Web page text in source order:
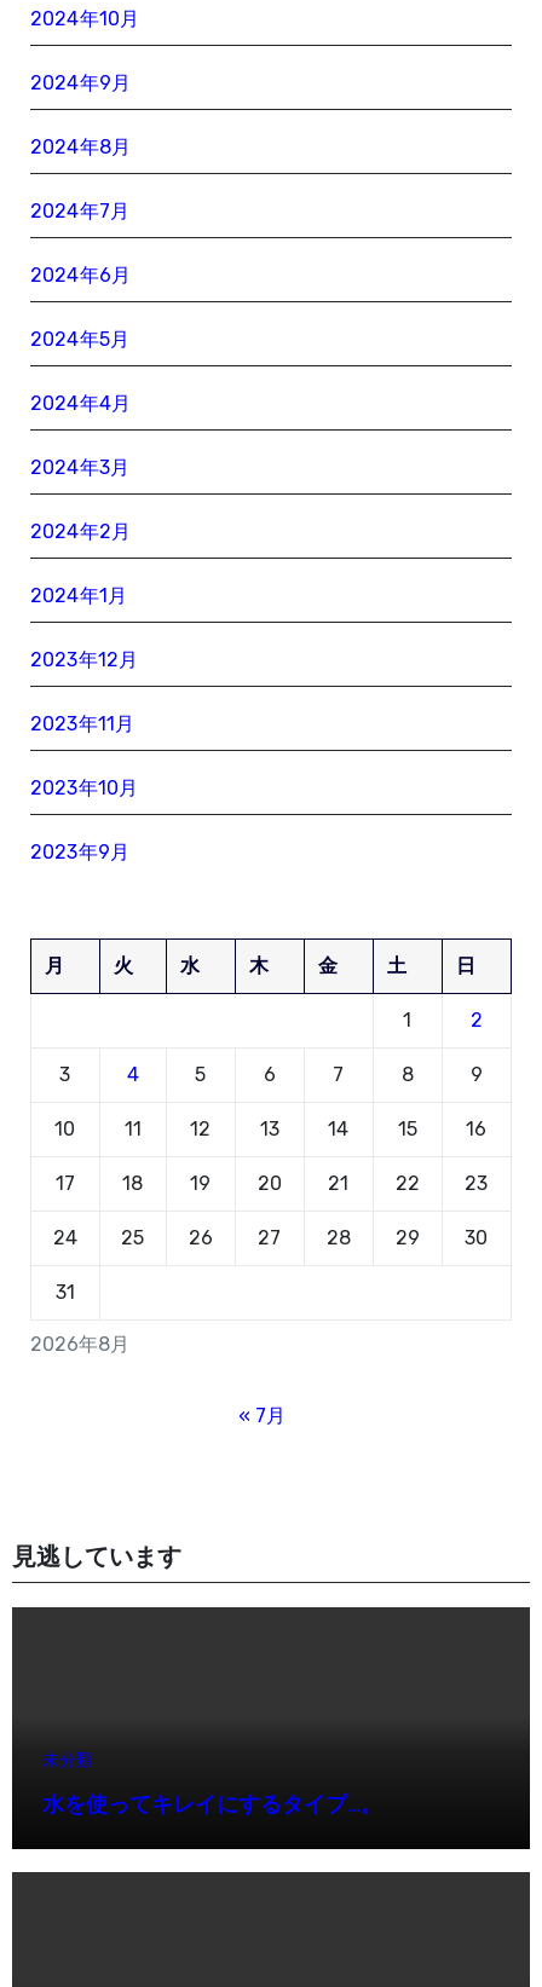
2024年10月
2024年9月
2024年8月
2024年7月
2024年6月
2024年5月
2024年4月
2024年3月
2024年2月
2024年1月
2023年12月
2023年11月
2023年10月
2023年9月
2026年8月
月 火 水 木 金 土 日
1 2
3 4 5 6 7 8 9
10 11 12 13 14 15 16
17 18 19 20 21 22 23
24 25 26 27 28 29 30
31
« 7月
見逃しています
未分類
水を使ってキレイにするタイプ…。